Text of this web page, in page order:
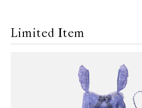
Limited Item